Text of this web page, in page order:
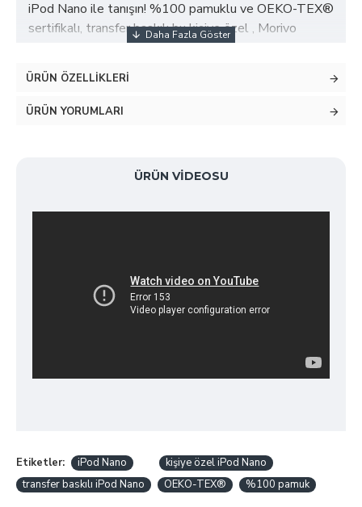
iPod Nano ile tanışın! %100 pamuklu ve OEKO-TEX®
sertifikalı, transfer baskılı bu kişiye özel , Morivo
Tekstil’in deneyimli üretimiyle sağlıklı, konforlu ve
dayanıklıdır. İster isim, ister tarih ekleyin; sevdiklerinize
unutulmaz bir hediye sunun. İlk anları güvenle ve
şıklıkla karşılayın!
ÜRÜN ÖZELLIKLERI
ÜRÜN YORUMLARI
ÜRÜN VIDEOSU
Etiketler: iPod Nano
kişiye özel iPod Nano
transfer baskılı iPod Nano
OEKO-TEX® %100 pamuk